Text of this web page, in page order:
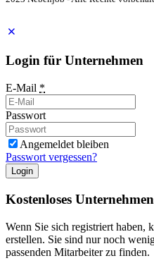
Login für Unternehmen
E-Mail *
Passwort
Angemeldet bleiben
Passwort vergessen?
Login
Kostenloses
Wenn Sie sich registriert haben,
erstellen. Sie sind nur noch
passenden Mitarbeiter zu finden.